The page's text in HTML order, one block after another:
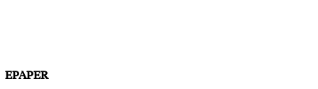
EPAPER